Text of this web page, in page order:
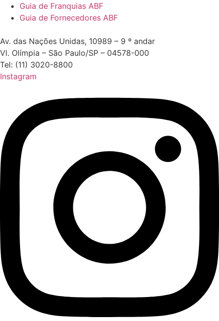
Guia de Franquias ABF
Guia de Fornecedores ABF
Av. das Nações Unidas, 10989 – 9 º andar
Vl. Olímpia – São Paulo/SP – 04578-000
Tel: (11) 3020-8800
Instagram